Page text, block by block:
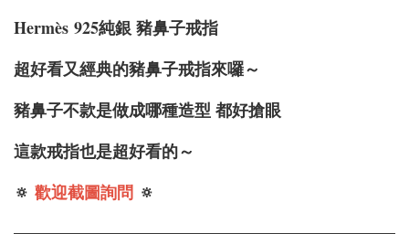
Hermès 925純銀 豬鼻子戒指
超好看又經典的豬鼻子戒指來囉～
豬鼻子不款是做成哪種造型 都好搶眼
這款戒指也是超好看的～
🔅 歡迎截圖詢問 🔅